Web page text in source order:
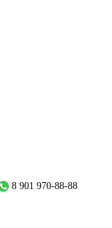
8 901 970-88-88